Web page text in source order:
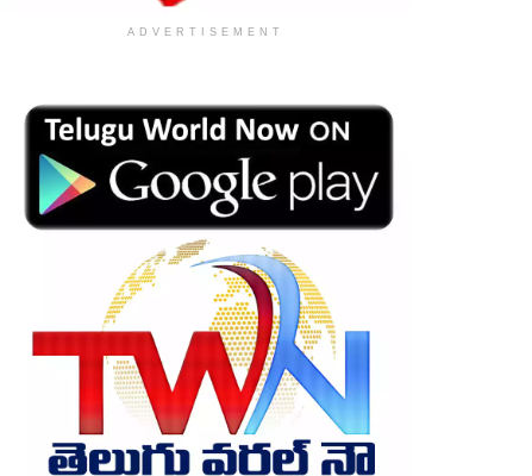
ADVERTISEMENT